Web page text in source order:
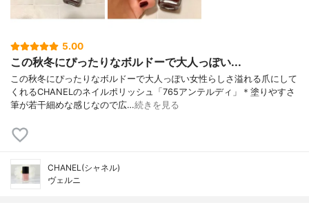
5.00
この秋冬にぴったりなボルドーで大人っぽい...
この秋冬にぴったりなボルドーで大人っぽい女性らしさ溢れる爪にして
くれるCHANELのネイルポリッシュ「765アンテルディ」＊塗りやすさ
筆が若干細めな感じなので広…続きを見る
CHANEL(シャネル)
ヴェルニ